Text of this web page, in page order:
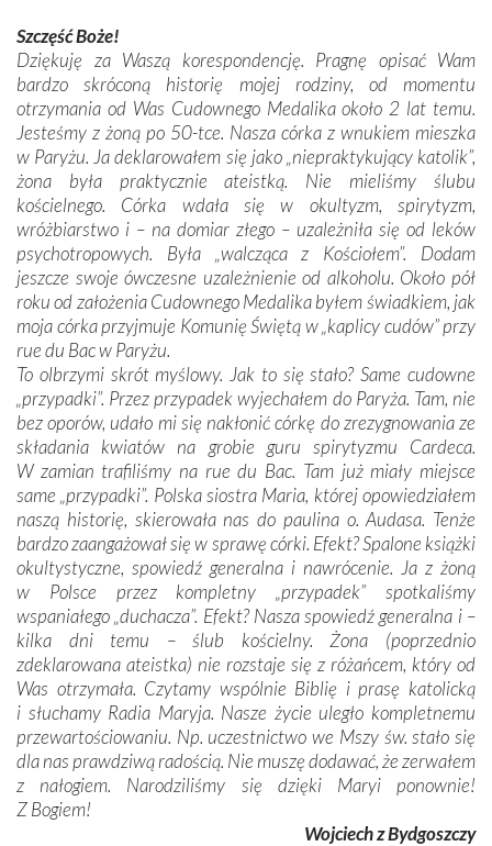
Szczęść Boże!
Dziękuję za Waszą korespondencję. Pragnę opisać Wam
bardzo skróconą historię mojej rodziny, od momentu
otrzymania od Was Cudownego Medalika około 2 lat temu.
Jesteśmy z żoną po 50-tce. Nasza córka z wnukiem mieszka
w Paryżu. Ja deklarowałem się jako „niepraktykujący katolik”,
żona była praktycznie ateistką. Nie mieliśmy ślubu
kościelnego. Córka wdała się w okultyzm, spirytyzm,
wróżbiarstwo i – na domiar złego – uzależniła się od leków
psychotropowych. Była „walcząca z Kościołem”. Dodam
jeszcze swoje ówczesne uzależnienie od alkoholu. Około pół
roku od założenia Cudownego Medalika byłem świadkiem, jak
moja córka przyjmuje Komunię Świętą w „kaplicy cudów” przy
rue du Bac w Paryżu.
To olbrzymi skrót myślowy. Jak to się stało? Same cudowne
„przypadki”. Przez przypadek wyjechałem do Paryża. Tam, nie
bez oporów, udało mi się nakłonić córkę do zrezygnowania ze
składania kwiatów na grobie guru spirytyzmu Cardeca.
W zamian trafiliśmy na rue du Bac. Tam już miały miejsce
same „przypadki”. Polska siostra Maria, której opowiedziałem
naszą historię, skierowała nas do paulina o. Audasa. Tenże
bardzo zaangażował się w sprawę córki. Efekt? Spalone książki
okultystyczne, spowiedź generalna i nawrócenie. Ja z żoną
w Polsce przez kompletny „przypadek” spotkaliśmy
wspaniałego „duchacza”. Efekt? Nasza spowiedź generalna i –
kilka dni temu – ślub kościelny. Żona (poprzednio
zdeklarowana ateistka) nie rozstaje się z różańcem, który od
Was otrzymała. Czytamy wspólnie Biblię i prasę katolicką
i słuchamy Radia Maryja. Nasze życie uległo kompletnemu
przewartościowaniu. Np. uczestnictwo we Mszy św. stało się
dla nas prawdziwą radością. Nie muszę dodawać, że zerwałem
z nałogiem. Narodziliśmy się dzięki Maryi ponownie!
Z Bogiem!
Wojciech z Bydgoszczy